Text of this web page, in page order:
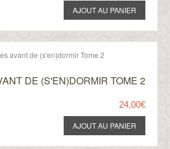
DE (S'EN)DORMIR TOME 2
24,00€